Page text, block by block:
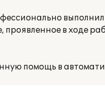
в ходе
помощь в